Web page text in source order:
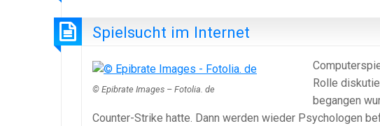
Spielsucht im Internet
© Epibrate Images – Fotolia. de
Rolle
begangen
Counter-Strike hatte. Dann werden wieder Psychologen